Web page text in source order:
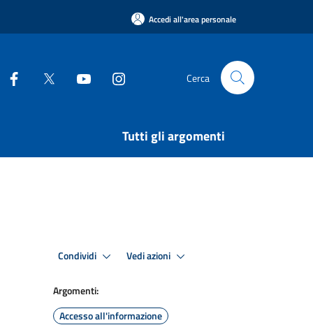
Accedi all'area personale
Cerca
Tutti gli argomenti
Condividi Vedi azioni
Argomenti:
Accesso all'informazione